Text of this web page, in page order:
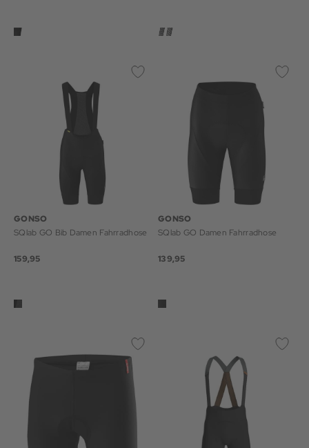
GONSO
SQlab GO Bib Damen Fahrradhose
159,95
GONSO
SQlab GO Damen Fahrradhose
139,95